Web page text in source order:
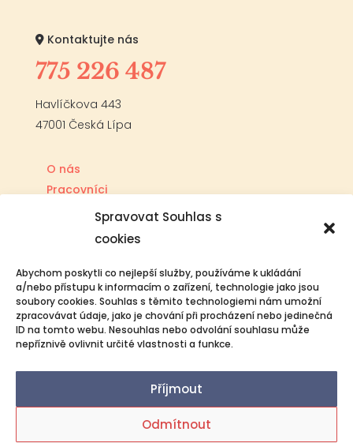
Spravovat Souhlas s
cookies
Abychom poskytli co nejlepší služby, používáme k ukládání
a/nebo přístupu k informacím o zařízení, technologie jako jsou
soubory cookies. Souhlas s těmito technologiemi nám umožní
zpracovávat údaje, jako je chování při procházení nebo jedinečná
ID na tomto webu. Nesouhlas nebo odvolání souhlasu může
nepříznivě ovlivnit určité vlastnosti a funkce.
Příjmout
Odmítnout
Kontaktujte nás
775 226 487
Havlíčkova 443
47001 Česká Lípa
O nás
Pracovníci
Kontaktujte nás
Dokumenty
Jak se objednat
Prohlášení o přístupnosti
Ochrana osobních údajů